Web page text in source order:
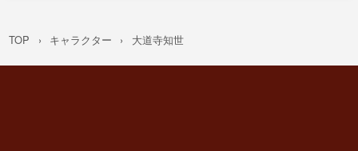
TOP キャラクター 大道寺知世